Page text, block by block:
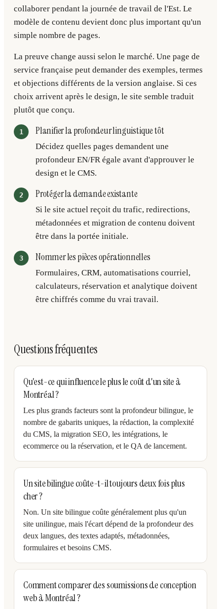
collaborer pendant la journée de travail de l'Est. Le
modèle de contenu devient donc plus important qu'un
simple nombre de pages.
La preuve change aussi selon le marché. Une page de
service française peut demander des exemples, termes
et objections différents de la version anglaise. Si ces
choix arrivent après le design, le site semble traduit
plutôt que conçu.
Planifier la profondeur linguistique tôt
Décidez quelles pages demandent une
profondeur EN/FR égale avant d'approuver le
design et le CMS.
Protéger la demande existante
Si le site actuel reçoit du trafic, redirections,
métadonnées et migration de contenu doivent
être dans la portée initiale.
Nommer les pièces opérationnelles
Formulaires, CRM, automatisations courriel,
calculateurs, réservation et analytique doivent
être chiffrés comme du vrai travail.
Questions fréquentes
Qu'est-ce qui influence le plus le coût d'un site à
Montréal ?
Les plus grands facteurs sont la profondeur bilingue, le
nombre de gabarits uniques, la rédaction, la complexité
du CMS, la migration SEO, les intégrations, le
ecommerce ou la réservation, et le QA de lancement.
Un site bilingue coûte-t-il toujours deux fois plus
cher ?
Non. Un site bilingue coûte généralement plus qu'un
site unilingue, mais l'écart dépend de la profondeur des
deux langues, des textes adaptés, métadonnées,
formulaires et besoins CMS.
Comment comparer des soumissions de conception
web à Montréal ?